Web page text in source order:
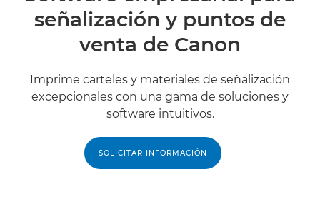
señalización y puntos de
venta de Canon
Imprime carteles y materiales de señalización
excepcionales con una gama de soluciones y
software intuitivos.
SOLICITAR INFORMACIÓN